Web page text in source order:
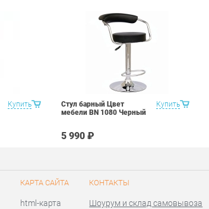
Купить Купить
Стул барный Цвет
мебели BN 1080 Черный
5 990 ₽
КАРТА САЙТА
html-карта
КОНТАКТЫ
Шоурум и склад самовывоза